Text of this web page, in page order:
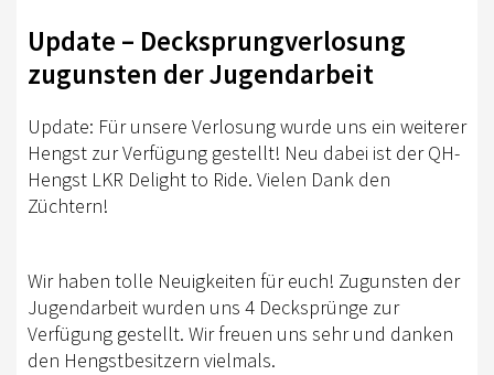
ERWACHSENENKADER
JUNGPFERDEPROGRAMM
BERLIN/BRANDENBURG TROPHY
GERMAN OPEN
FREIZEIT
TRAINERVERZEICHNIS
Update – Decksprungverlosung
zugunsten der Jugendarbeit
Update: Für unsere Verlosung wurde uns ein weiterer
Hengst zur Verfügung gestellt! Neu dabei ist der QH-
Hengst LKR Delight to Ride. Vielen Dank den
Züchtern!
Wir haben tolle Neuigkeiten für euch! Zugunsten der
Jugendarbeit wurden uns 4 Decksprünge zur
Verfügung gestellt. Wir freuen uns sehr und danken
den Hengstbesitzern vielmals.